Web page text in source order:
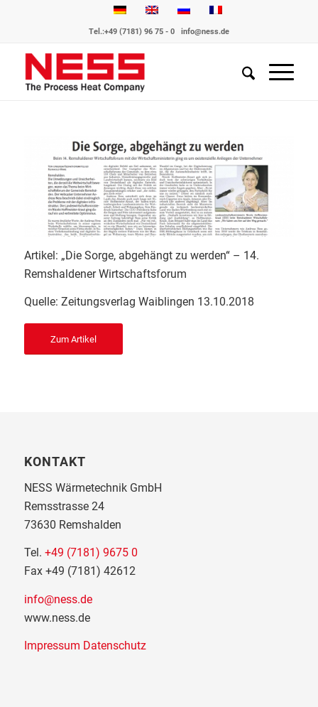
Tel.:+49 (7181) 96 75 - 0 info@ness.de
Artikel: „Die Sorge, abgehängt zu werden“ – 14.
Remshaldener Wirtschaftsforum
Quelle: Zeitungsverlag Waiblingen 13.10.2018
Zum Artikel
KONTAKT
NESS Wärmetechnik GmbH
Remsstrasse 24
73630 Remshalden
Tel. +49 (7181) 9675 0
Fax +49 (7181) 42612
info@ness.de
www.ness.de
Impressum Datenschutz